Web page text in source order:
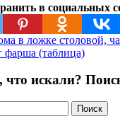
в социальных
в ложке столовой,
фарша (таблица)
искали?